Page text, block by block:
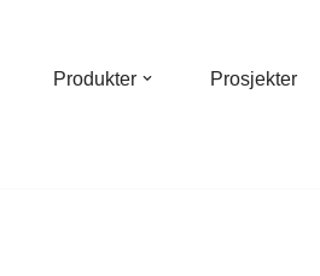
Produkter Prosjekter